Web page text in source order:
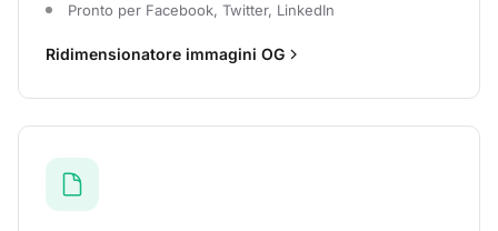
Pronto per Facebook, Twitter, LinkedIn
Ridimensionatore immagini OG